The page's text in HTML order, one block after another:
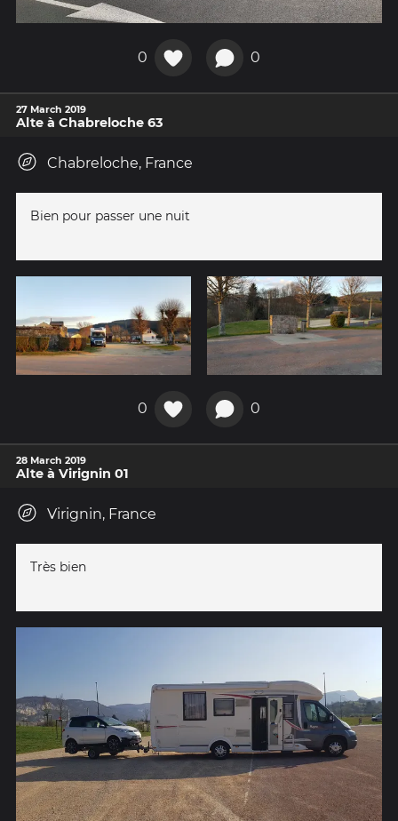
0 0
27 March 2019
Alte à Chabreloche 63
Chabreloche, France
Bien pour passer une nuit
0 0
28 March 2019
Alte à Virignin 01
Virignin, France
Très bien